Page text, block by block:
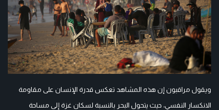
ويقول مراقبون إن هذه المشاهد تعكس قدرة الإنسان على مقاومة
الانكسار النفسي، حيث يتحول البحر بالنسبة لسكان غزة إلى مساحة